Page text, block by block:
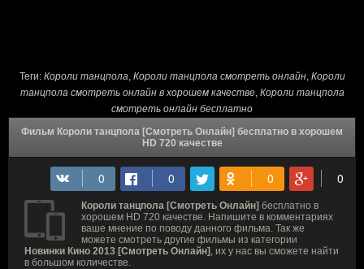
Теги: Короли танцпола, Короли танцпола смотреть онлайн, Короли
танцпола смотреть онлайн в хорошем качестве, Короли танцпола
смотреть онлайн бесплатно
Фильм Короли танцпола [Смотреть Онлайн] бесплатно в хорошем
HD 720 качестве
Короли танцпола [Смотреть Онлайн] бесплатно в
хорошем HD 720 качестве. Напишите в комментариях
ваше мнение по поводу данного фильма. Так же
можете смотреть другие фильмы из категории
Новинки Кино 2013 [Смотреть Онлайн] , их у нас вы сможете найти
в большом количестве.